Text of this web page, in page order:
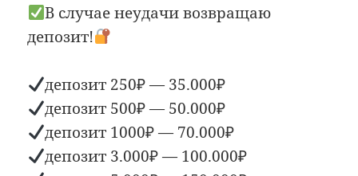
В случае неудачи возвращаю
депозит!
депозит 250₽ — 35.000₽
депозит 500₽ — 50.000₽
депозит 1000₽ — 70.000₽
депозит 3.000₽ — 100.000₽